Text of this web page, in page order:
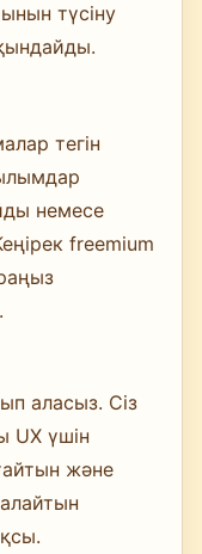
түсіну
тегін
немесе
freemium
аласыз. Сіз
UX үшін
және